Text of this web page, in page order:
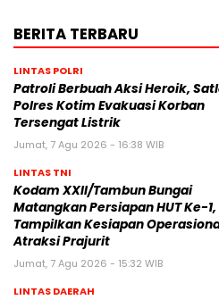
BERITA TERBARU
LINTAS POLRI
Patroli Berbuah Aksi Heroik,
Polres Kotim Evakuasi Korban
Tersengat Listrik
Jumat, 7 Agu 2026 - 16:38 WIB
LINTAS TNI
Kodam XXII/Tambun Bungai
Matangkan Persiapan HUT Ke-1,
Tampilkan Kesiapan
Atraksi Prajurit
Jumat, 7 Agu 2026 - 15:32 WIB
LINTAS DAERAH